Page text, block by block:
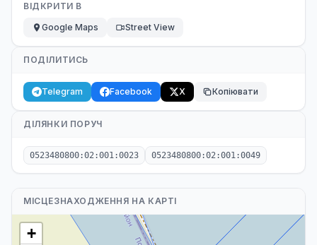
ВІДКРИТИ В
Google Maps
Street View
ПОДІЛИТИСЬ
Telegram Facebook X Копіювати
ДІЛЯНКИ ПОРУЧ
0523480800:02:001:0023 0523480800:02:001:0049
МІСЦЕЗНАХОДЖЕННЯ НА КАРТІ
+